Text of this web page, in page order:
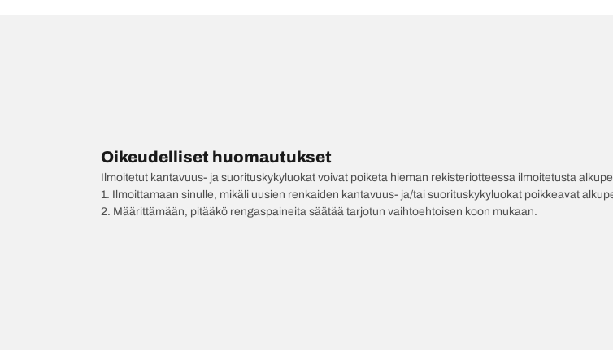
Oikeudelliset huomautukset
Ilmoitetut kantavuus- ja suorituskykyluokat voivat poiketa hieman rekisteriotteessa ilmoitetusta
1. Ilmoittamaan sinulle, mikäli uusien renkaiden kantavuus- ja/tai suorituskykyluokat poikkeavat
2. Määrittämään, pitääkö rengaspaineita säätää tarjotun vaihtoehtoisen koon mukaan.